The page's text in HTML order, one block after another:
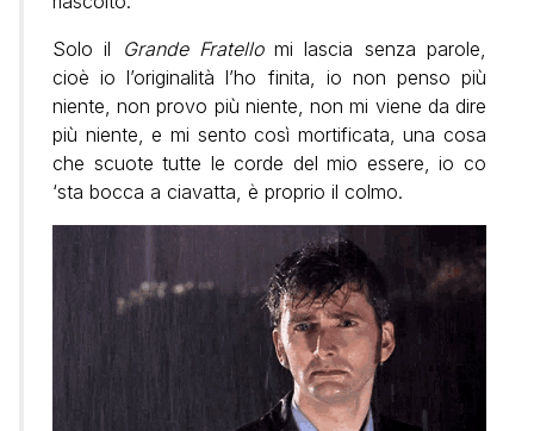
Solo il
Grande Fratellomi lascia senza parole,
cioè io l’originalità l’ho finita, io non penso più
niente, non provo più niente, non mi viene da dire
più niente, e mi sento così mortificata, una cosa
che scuote tutte le corde del mio essere, io co
‘sta bocca a ciavatta, è proprio il colmo.